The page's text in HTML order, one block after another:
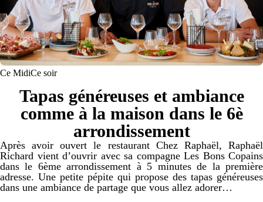
Ce MidiCe soir
Tapas généreuses et ambiance
comme à la maison dans le 6è
arrondissement
Après avoir ouvert le restaurant Chez Raphaël, Raphaël
Richard vient d’ouvrir avec sa compagne Les Bons Copains
dans le 6ème arrondissement à 5 minutes de la première
adresse. Une petite pépite qui propose des tapas généreuses
dans une ambiance de partage que vous allez adorer…